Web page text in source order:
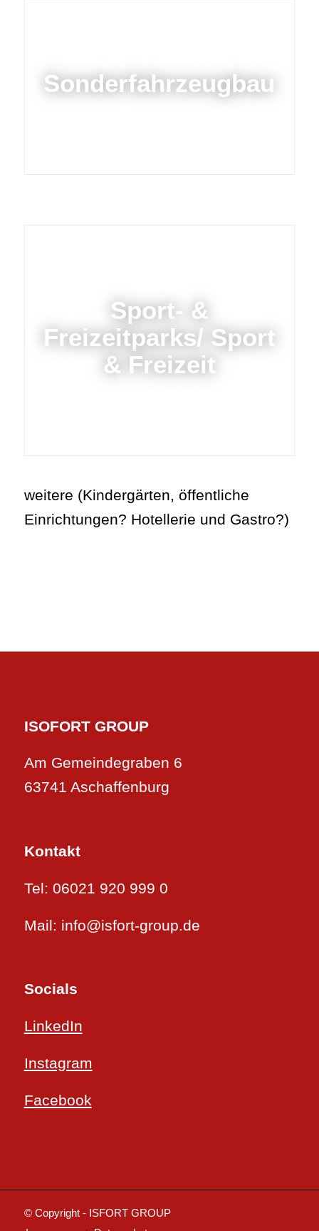
Sonderfahrzeugbau
Sport- &
Freizeitparks/ Sport
& Freizeit
weitere (Kindergärten, öffentliche
Einrichtungen? Hotellerie und Gastro?)
ISOFORT GROUP
Am Gemeindegraben 6
63741 Aschaffenburg
Kontakt
Tel: 06021 920 999 0
Mail: info@isfort-group.de
Socials
LinkedIn
Instagram
Facebook
© Copyright - ISFORT GROUP